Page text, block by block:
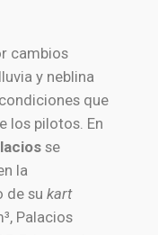
cambios
y neblina
que
los pilotos. En
se
la
de su kart
Palacios